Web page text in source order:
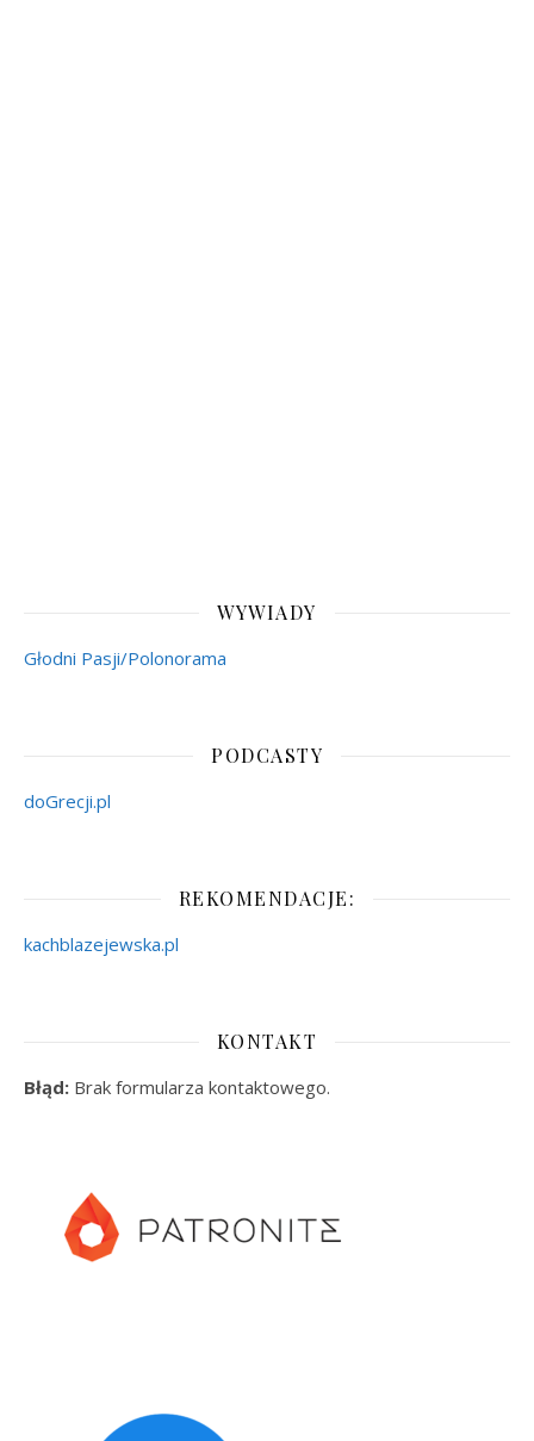
WYWIADY
Głodni Pasji/Polonorama
PODCASTY
doGrecji.pl
REKOMENDACJE:
kachblazejewska.pl
KONTAKT
Błąd: Brak formularza kontaktowego.